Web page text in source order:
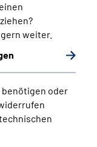
weiter.
oder